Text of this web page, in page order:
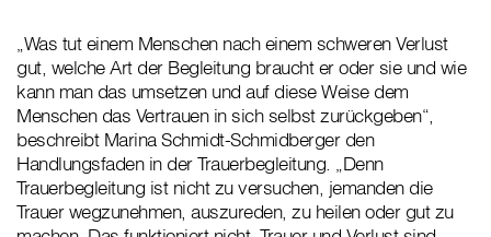
„Was tut einem Menschen nach einem schweren Verlust
gut, welche Art der Begleitung braucht er oder sie und wie
kann man das umsetzen und auf diese Weise dem
Menschen das Vertrauen in sich selbst zurückgeben“,
beschreibt Marina Schmidt-Schmidberger den
Handlungsfaden in der Trauerbegleitung. „Denn
Trauerbegleitung ist nicht zu versuchen, jemanden die
Trauer wegzunehmen, auszureden, zu heilen oder gut zu